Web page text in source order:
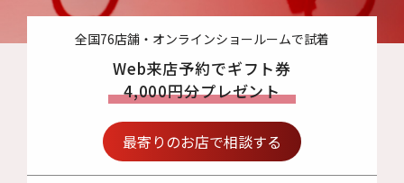
全国76店舗・オンラインショールームで試着
Web来店予約でギフト券
4,000円分プレゼント
最寄りのお店で相談する